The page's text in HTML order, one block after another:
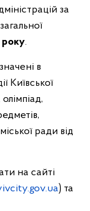
за
року.
в
Київської
ради від
на сайті
) та